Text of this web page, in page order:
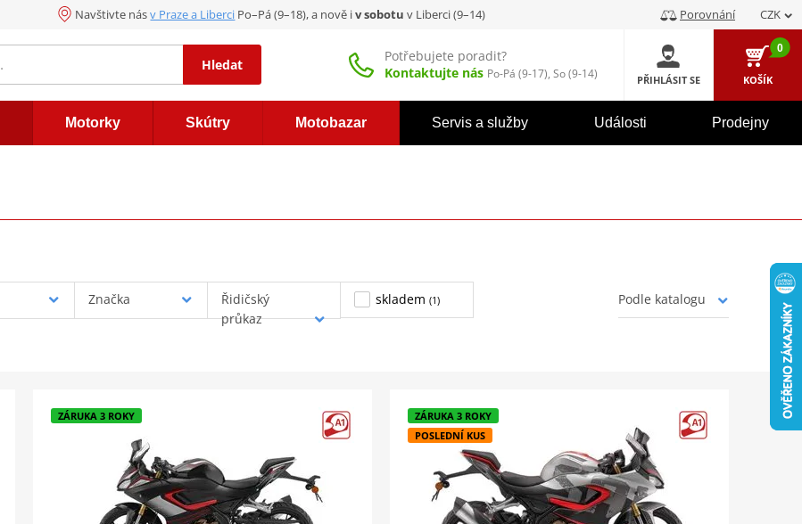
Navštivte násv Praze a Liberci Po–Pá (9–18), a nově iv sobotu v Liberci (9–14) Porovnání CZK
Hledat
Potřebujete poradit?
Kontaktujte nás Po-Pá (9-17), So (9-14) PŘIHLÁSIT SE
0
KOŠÍK
Motorky Skútry Motobazar Servis a služby Události Prodejny
Značka
Řidičský
průkaz
skladem (1)
ZÁRUKA 3 ROKY
ZÁRUKA 3 ROKY
POSLEDNÍ KUS